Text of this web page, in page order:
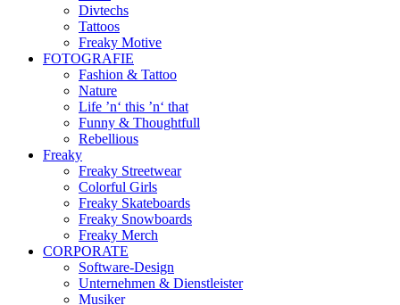
Divtechs
Tattoos
Freaky Motive
FOTOGRAFIE
Fashion & Tattoo
Nature
Life ’n‘ this ’n‘ that
Funny & Thoughtfull
Rebellious
Freaky
Freaky Streetwear
Colorful Girls
Freaky Skateboards
Freaky Snowboards
Freaky Merch
CORPORATE
Software-Design
Unternehmen & Dienstleister
Musiker